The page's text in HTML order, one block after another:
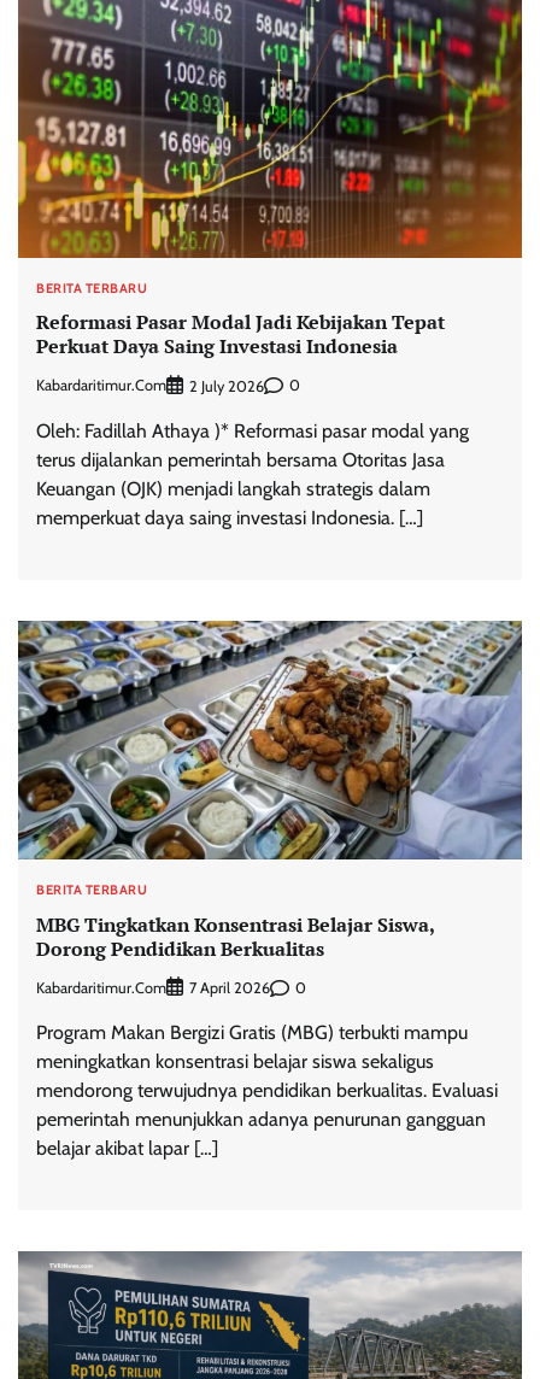
BERITA TERBARU
Reformasi Pasar Modal Jadi Kebijakan Tepat
Perkuat Daya Saing Investasi Indonesia
Kabardaritimur.com 2 July 2026 0
Oleh: Fadillah Athaya )* Reformasi pasar modal yang
terus dijalankan pemerintah bersama Otoritas Jasa
Keuangan (OJK) menjadi langkah strategis dalam
memperkuat daya saing investasi Indonesia. […]
BERITA TERBARU
MBG Tingkatkan Konsentrasi Belajar Siswa,
Dorong Pendidikan Berkualitas
Kabardaritimur.com 7 April 2026 0
Program Makan Bergizi Gratis (MBG) terbukti mampu
meningkatkan konsentrasi belajar siswa sekaligus
mendorong terwujudnya pendidikan berkualitas. Evaluasi
pemerintah menunjukkan adanya penurunan gangguan
belajar akibat lapar […]